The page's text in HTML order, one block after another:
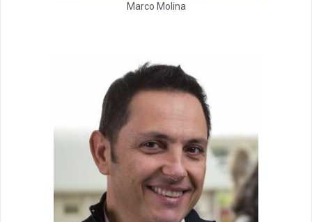
Marco Molina